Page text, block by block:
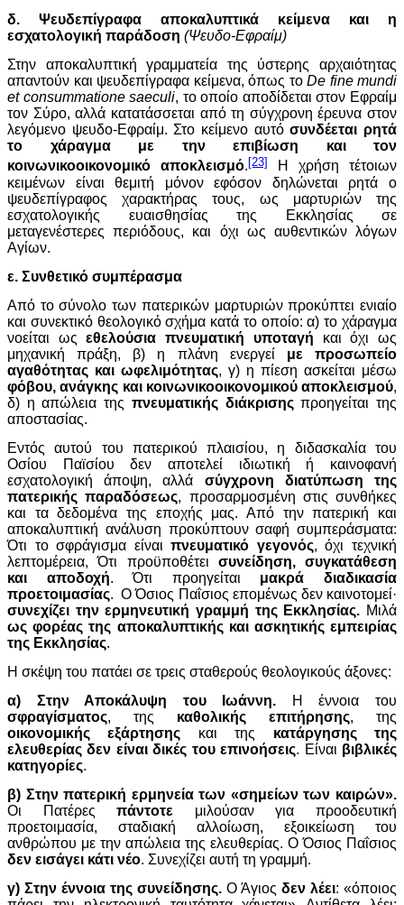
δ. Ψευδεπίγραφα αποκαλυπτικά κείμενα και η
εσχατολογική παράδοση (Ψευδο-Εφραίμ)
Στην αποκαλυπτική γραμματεία της ύστερης αρχαιότητας
απαντούν και ψευδεπίγραφα κείμενα, όπως το De fine mundi
et consummatione saeculi, το οποίο αποδίδεται στον Εφραίμ
τον Σύρο, αλλά κατατάσσεται από τη σύγχρονη έρευνα στον
λεγόμενο ψευδο-Εφραίμ. Στο κείμενο αυτόσυνδέεται ρητά
το χάραγμα με την επιβίωση και τον
κοινωνικοοικονομικό αποκλεισμό.[23]
Η χρήση τέτοιων
κειμένων είναι θεμιτή μόνον εφόσον δηλώνεται ρητά ο
ψευδεπίγραφος χαρακτήρας τους, ως μαρτυριών της
εσχατολογικής ευαισθησίας της Εκκλησίας σε
μεταγενέστερες περιόδους, και όχι ως αυθεντικών λόγων
Αγίων.
ε. Συνθετικό συμπέρασμα
Από το σύνολο των πατερικών μαρτυριών προκύπτει ενιαίο
και συνεκτικό θεολογικό σχήμα κατά το οποίο: α) το χάραγμα
νοείται ωςεθελούσια πνευματική υποταγή και όχι ως
μηχανική πράξη, β) η πλάνη ενεργεί με προσωπείο
αγαθότητας και ωφελιμότητας, γ) η πίεση ασκείται μέσω
φόβου, ανάγκης και κοινωνικοοικονομικού αποκλεισμού,
δ) η απώλεια της πνευματικής διάκρισηςπροηγείται της
αποστασίας.
Εντός αυτού του πατερικού πλαισίου, η διδασκαλία του
Οσίου Παϊσίου δεν αποτελεί ιδιωτική ή καινοφανή
εσχατολογική άποψη, αλλά σύγχρονη διατύπωση της
πατερικής παραδόσεως, προσαρμοσμένη στις συνθήκες
και τα δεδομένα της εποχής μας. Από την πατερική και
αποκαλυπτική ανάλυση προκύπτουν σαφή συμπεράσματα:
Ότι το σφράγισμα είναιπνευματικό γεγονός, όχι τεχνική
λεπτομέρεια, Ότι προϋποθέτει συνείδηση, συγκατάθεση
και αποδοχή. Ότι προηγείται μακρά διαδικασία
προετοιμασίας. Ο Όσιος Παΐσιος επομένως δεν καινοτομεί·
συνεχίζει την ερμηνευτική γραμμή της Εκκλησίας. Μιλά
ως φορέας της αποκαλυπτικής και ασκητικής εμπειρίας
της Εκκλησίας.
Η σκέψη του πατάει σε τρεις σταθερούς θεολογικούς άξονες:
α) Στην Αποκάλυψη του Ιωάννη.
Η έννοια του
σφραγίσματος, της καθολικής επιτήρησης, της
οικονομικής εξάρτησης και της κατάργησης της
ελευθερίας δεν είναι δικές του επινοήσεις. Είναι βιβλικές
κατηγορίες.
β) Στην πατερική ερμηνεία των «σημείων των καιρών».
Οι Πατέρεςπάντοτε μιλούσαν για προοδευτική
προετοιμασία,
σταδιακή αλλοίωση,
εξοικείωση του
ανθρώπου με την απώλεια της ελευθερίας. Ο Όσιος Παΐσιος
δεν εισάγει κάτι νέο. Συνεχίζει αυτή τη γραμμή.
γ) Στην έννοια της συνείδησης. Ο Άγιος δεν λέει: «όποιος